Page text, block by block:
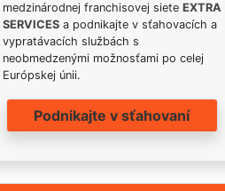
medzinárodnej franchisovej siete EXTRA
SERVICESa podnikajte v sťahovacích a
vypratávacích službách s
neobmedzenými možnosťami po celej
Európskej únii.
Podnikajte v sťahovaní